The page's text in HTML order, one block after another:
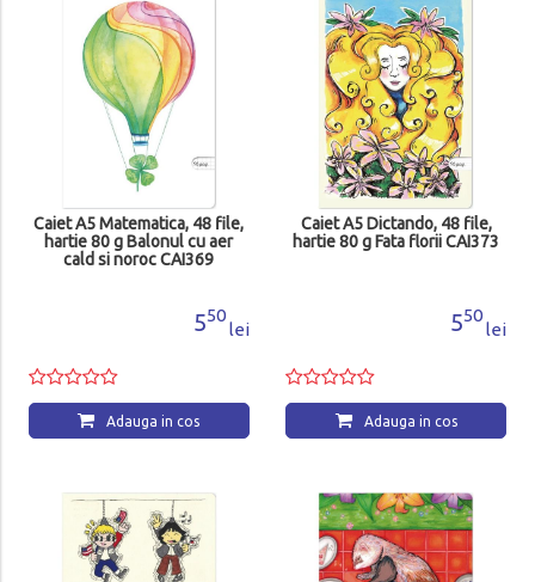
Caiet A5 Matematica, 48 file,
hartie 80 g Balonul cu aer
cald si noroc CAI369
550
lei
Adauga in cos
Caiet A5 Dictando, 48 file,
hartie 80 g Fata florii CAI373
550
lei
Adauga in cos